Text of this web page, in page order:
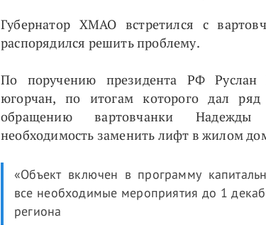
Губернатор ХМАО встретился с
распорядился решить проблему.
По поручению президента РФ
югорчан, по итогам которого дал
обращению вартовчанки
необходимость заменить лифт в жилом
«Объект включен в программу
все необходимые мероприятия до 1
региона